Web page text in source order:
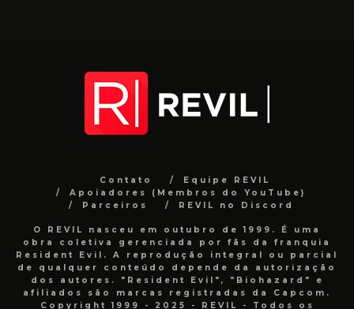
Contato
Equipe REVIL
Apoiadores (Membros do YouTube)
Parceiros
REVIL no Discord
O REVIL nasceu em outubro de 1999. É uma
obra coletiva gerenciada por fãs da franquia
Resident Evil. A reprodução integral ou parcial
de qualquer conteúdo depende da autorização
dos autores. "Resident Evil", "Biohazard" e
afiliados são marcas registradas da Capcom.
Copyright 1999 - 2025 - REVIL - Todos os